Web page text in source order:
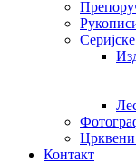
Црквени
Контакт